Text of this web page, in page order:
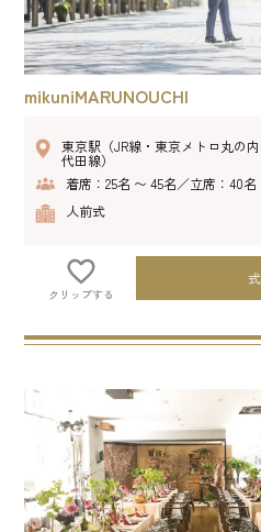
mikuniMARUNOUCHI
東京駅（JR線・東京メトロ丸の
代田線）
着席：25名 〜 45名／立席：40名
人前式
クリップする